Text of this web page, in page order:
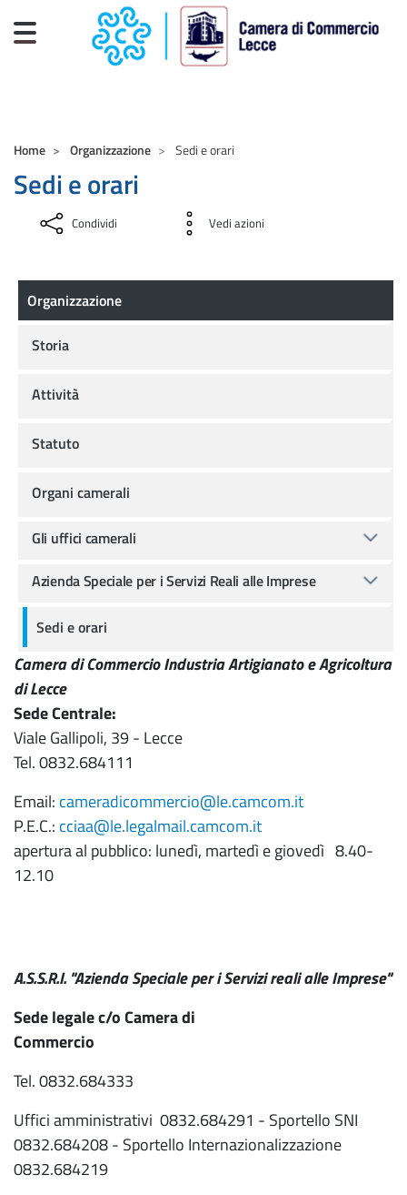
Salta al contenuto principale
Home Organizzazione Sedi e orari
Sedi e orari
Condividi Vedi azioni
Camera di Commercio Industria Artigianato e Agricoltura
di Lecce
Sede Centrale:
Viale Gallipoli, 39 - Lecce
Tel. 0832.684111
Email: cameradicommercio@le.camcom.it
P.E.C.: cciaa@le.legalmail.camcom.it
apertura al pubblico: lunedì, martedì e giovedì 8.40-
12.10
A.S.S.R.I. "Azienda Speciale per i Servizi reali alle Imprese"
Sede legale c/o Camera di
Tel. 0832.684333
Uffici amministrativi 0832.684291 - Sportello SNI
0832.684208 - Sportello Internazionalizzazione
0832.684219
Organizzazione
Organizzazione
Storia
Attività
Statuto
Organi camerali
Gli uffici camerali
Azienda Speciale per i Servizi Reali alle Imprese
Sedi e orari